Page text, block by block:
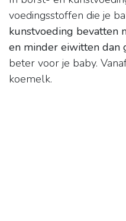
voedingsstoffen die je
kunstvoeding bevatten
en minder eiwitten dan
beter voor je baby.
koemelk.